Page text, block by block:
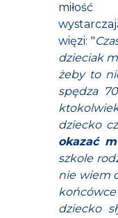
więzi: "
dzieciak
żeby to
spędza
dziecko
okazać
szkole
nie wiem
dziecko